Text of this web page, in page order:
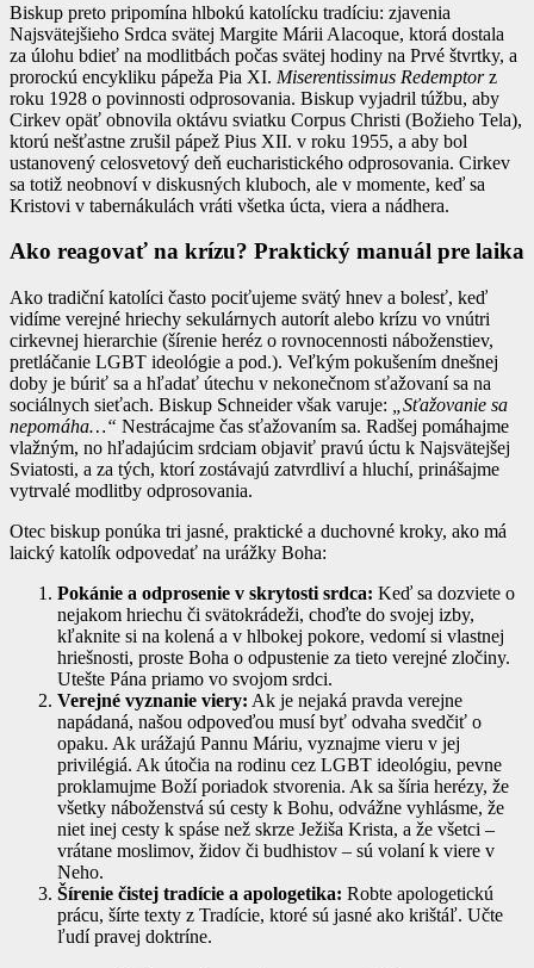
Biskup preto pripomína hlbokú katolícku tradíciu: zjavenia
Najsvätejšieho Srdca svätej Margite Márii Alacoque, ktorá dostala
za úlohu bdieť na modlitbách počas svätej hodiny na Prvé štvrtky, a
prorockú encykliku pápeža Pia XI. Miserentissimus Redemptorz
roku 1928 o povinnosti odprosovania. Biskup vyjadril túžbu, aby
Cirkev opäť obnovila oktávu sviatku Corpus Christi (Božieho Tela),
ktorú nešťastne zrušil pápež Pius XII. v roku 1955, a aby bol
ustanovený celosvetový deň eucharistického odprosovania. Cirkev
sa totiž neobnoví v diskusných kluboch, ale v momente, keď sa
Kristovi v tabernákulách vráti všetka úcta, viera a nádhera.
Ako reagovať na krízu? Praktický manuál pre laika
Ako tradiční katolíci často pociťujeme svätý hnev a bolesť, keď
vidíme verejné hriechy sekulárnych autorít alebo krízu vo vnútri
cirkevnej hierarchie (šírenie heréz o rovnocennosti náboženstiev,
pretláčanie LGBT ideológie a pod.). Veľkým pokušením dnešnej
doby je búriť sa a hľadať útechu v nekonečnom sťažovaní sa na
sociálnych sieťach. Biskup Schneider však varuje:
„Sťažovanie sa
nepomáha…“ Nestrácajme čas sťažovaním sa. Radšej pomáhajme
vlažným, no hľadajúcim srdciam objaviť pravú úctu k Najsvätejšej
Sviatosti, a za tých, ktorí zostávajú zatvrdliví a hluchí, prinášajme
vytrvalé modlitby odprosovania.
Otec biskup ponúka tri jasné, praktické a duchovné kroky, ako má
laický katolík odpovedať na urážky Boha:
Pokánie a odprosenie v skrytosti srdca: Keď sa dozviete o
nejakom hriechu či svätokrádeži, choďte do svojej izby,
kľaknite si na kolená a v hlbokej pokore, vedomí si vlastnej
hriešnosti, proste Boha o odpustenie za tieto verejné zločiny.
Utešte Pána priamo vo svojom srdci.
Verejné vyznanie viery: Ak je nejaká pravda verejne
napádaná, našou odpoveďou musí byť odvaha svedčiť o
opaku. Ak urážajú Pannu Máriu, vyznajme vieru v jej
privilégiá. Ak útočia na rodinu cez LGBT ideológiu, pevne
proklamujme Boží poriadok stvorenia. Ak sa šíria herézy, že
všetky náboženstvá sú cesty k Bohu, odvážne vyhlásme, že
niet inej cesty k spáse než skrze Ježiša Krista, a že všetci –
vrátane moslimov, židov či budhistov – sú volaní k viere v
Neho.
Šírenie čistej tradície a apologetika: Robte apologetickú
prácu, šírte texty z Tradície, ktoré sú jasné ako krištáľ. Učte
ľudí pravej doktríne.